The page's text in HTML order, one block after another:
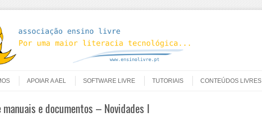
APOIAR A AEL SOFTWARE LIVRE TUTORIAIS CONTEÚDOS LIVRES
manuais e documentos – Novidades I